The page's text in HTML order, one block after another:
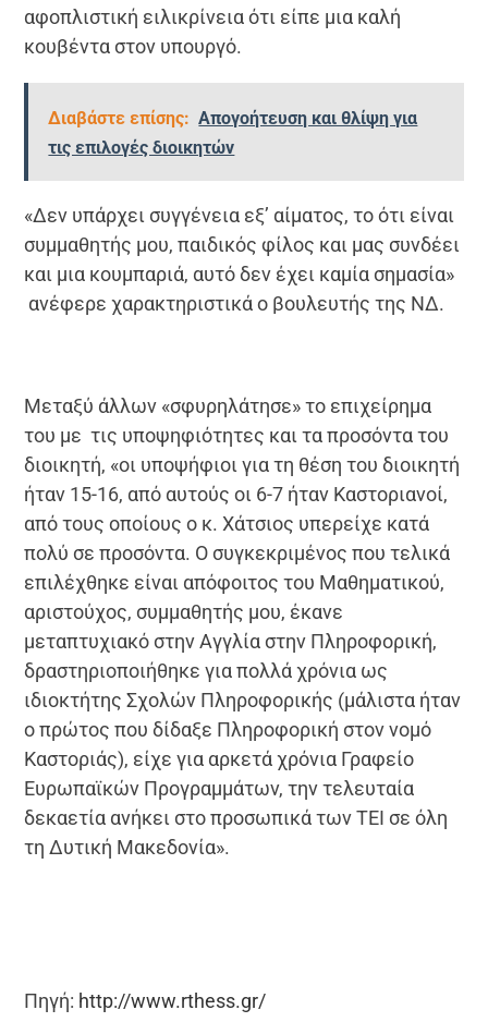
αφοπλιστική ειλικρίνεια ότι είπε μια καλή
κουβέντα στον υπουργό.
Διαβάστε επίσης: Απογοήτευση και θλίψη για
τις επιλογές διοικητών
«Δεν υπάρχει συγγένεια εξ’ αίματος, το ότι είναι
συμμαθητής μου, παιδικός φίλος και μας συνδέει
και μια κουμπαριά, αυτό δεν έχει καμία σημασία»
ανέφερε χαρακτηριστικά ο βουλευτής της ΝΔ.
Μεταξύ άλλων «σφυρηλάτησε» το επιχείρημα
του με τις υποψηφιότητες και τα προσόντα του
διοικητή, «οι υποψήφιοι για τη θέση του διοικητή
ήταν 15-16, από αυτούς οι 6-7 ήταν Καστοριανοί,
από τους οποίους ο κ. Χάτσιος υπερείχε κατά
πολύ σε προσόντα. Ο συγκεκριμένος που τελικά
επιλέχθηκε είναι απόφοιτος του Μαθηματικού,
αριστούχος, συμμαθητής μου, έκανε
μεταπτυχιακό στην Αγγλία στην Πληροφορική,
δραστηριοποιήθηκε για πολλά χρόνια ως
ιδιοκτήτης Σχολών Πληροφορικής (μάλιστα ήταν
ο πρώτος που δίδαξε Πληροφορική στον νομό
Καστοριάς), είχε για αρκετά χρόνια Γραφείο
Ευρωπαϊκών Προγραμμάτων, την τελευταία
δεκαετία ανήκει στο προσωπικά των ΤΕΙ σε όλη
τη Δυτική Μακεδονία».
Πηγή: http://www.rthess.gr/